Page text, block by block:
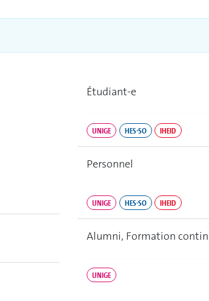
Étudiant‑e
UNIGE HES-SO IHEID
Personnel
UNIGE HES-SO IHEID
Alumni, Formation
UNIGE